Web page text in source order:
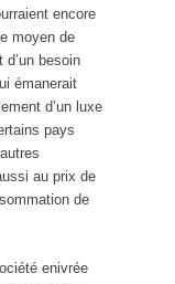
encore
moyen de
d’un besoin
émanerait
d’un luxe
pays
au prix de
de
enivrée